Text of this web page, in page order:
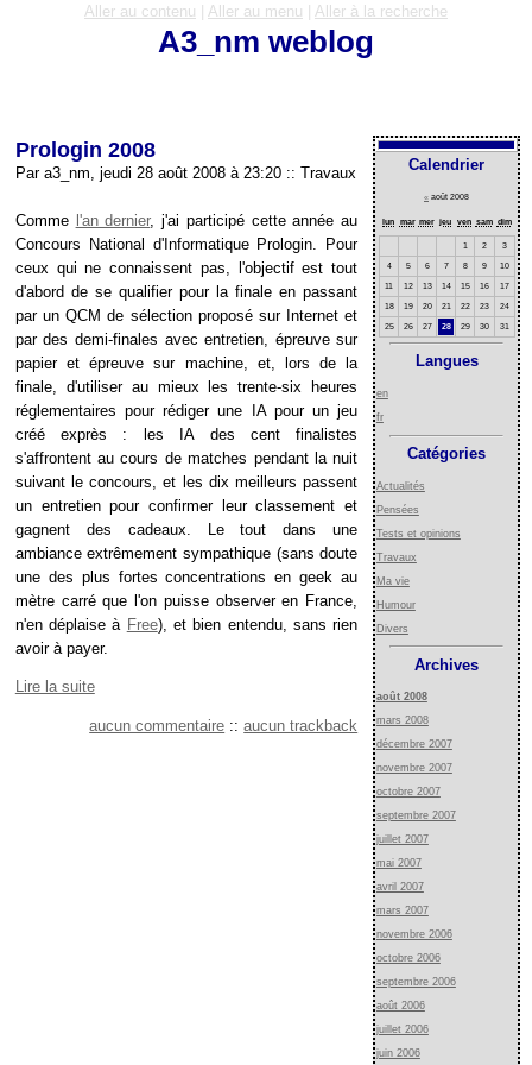
Aller au contenu Aller au menu Aller à la recherche
A3_nm weblog
Calendrier
« août 2008
lun mar mer jeu ven sam dim
1 2 3
4 5 6 7 8 9 10
11 12 13 14 15 16 17
18 19 20 21 22 23 24
25 26 27 28 29 30 31
Langues
en
fr
Catégories
Actualités
Pensées
Tests et opinions
Travaux
Ma vie
Humour
Divers
Archives
août 2008
mars 2008
décembre 2007
novembre 2007
octobre 2007
septembre 2007
juillet 2007
mai 2007
avril 2007
mars 2007
novembre 2006
octobre 2006
septembre 2006
août 2006
juillet 2006
juin 2006
Prologin 2008
Par a3_nm, jeudi 28 août 2008 à 23:20 :: Travaux
Comme l'an dernier, j'ai participé cette année au
Concours National d'Informatique Prologin. Pour
ceux qui ne connaissent pas, l'objectif est tout
d'abord de se qualifier pour la finale en passant
par unQCM de sélection proposé sur Internet et
par des demi-finales avec entretien, épreuve sur
papier et épreuve sur machine, et, lors de la
finale, d'utiliser au mieux les trente-six heures
réglementaires pour rédiger une IApour un jeu
créé exprès : les IAdes cent finalistes
s'affrontent au cours de matches pendant la nuit
suivant le concours, et les dix meilleurs passent
un entretien pour confirmer leur classement et
gagnent des cadeaux. Le tout dans une
ambiance extrêmement sympathique (sans doute
une des plus fortes concentrations en geek au
mètre carré que l'on puisse observer en France,
n'en déplaise à Free), et bien entendu, sans rien
avoir à payer.
Lire la suite
aucun commentaire :: aucun trackback